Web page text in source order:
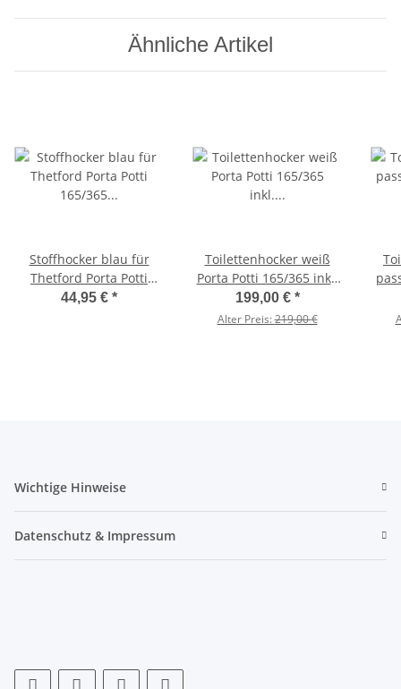
Ähnliche Artikel
Stoffhocker blau für
Thetford Porta Potti
165/365 mit Polster
44,95 € *
Toilettenhocker weiß
Porta Potti 165/365 inkl.
Polster schwarz ohne
Toilette
199,00 € *
Alter Preis:219,00 €
Wichtige Hinweise
Datenschutz & Impressum